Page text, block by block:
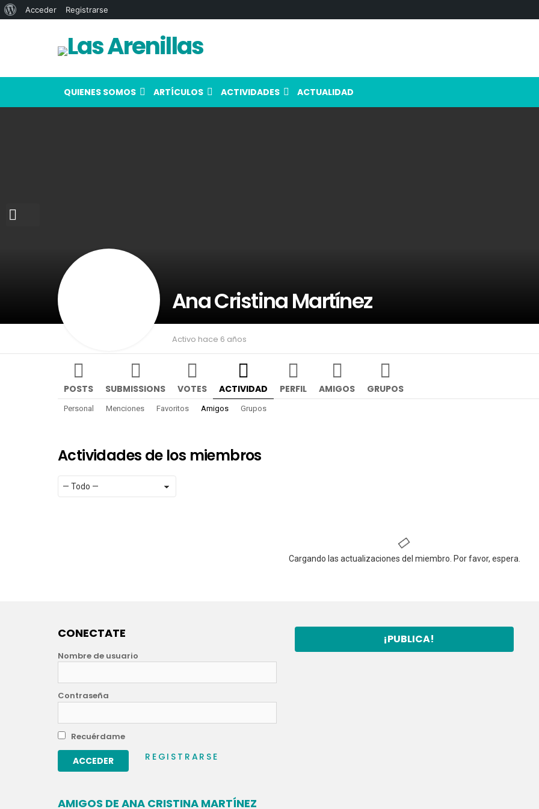
QUIENES SOMOS ARTÍCULOS ACTIVIDADES ACTUALIDAD
Ana Cristina Martínez
Activo hace 6 años
POSTS SUBMISSIONS VOTES ACTIVIDAD PERFIL AMIGOS GRUPOS
Personal Menciones Favoritos Amigos Grupos
Actividades de los miembros
RSS
Mostrar:
Cargando las actualizaciones del miembro. Por favor, espera.
CONECTATE
Nombre de usuario
Contraseña
Recuérdame
REGISTRARSE
AMIGOS DE ANA CRISTINA MARTÍNEZ
¡PUBLICA!
Acerca
Acceder Registrarse